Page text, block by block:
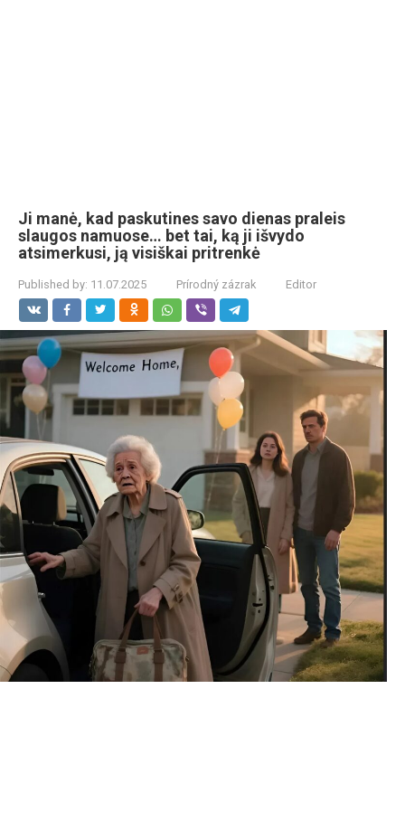
Ji manė, kad paskutines savo dienas praleis
slaugos namuose… bet tai, ką ji išvydo
atsimerkusi, ją visiškai pritrenkė
Published by: 11.07.2025 Prírodný zázrak Editor